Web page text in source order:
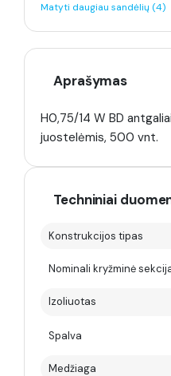
Matyti daugiau sandėlių (4)
Aprašymas
H0,75/14 W BD
juostelėmis, 500 vnt.
Techniniai
Konstrukcijos tipas
Nominali kryžminė
Izoliuotas
Spalva
Medžiaga